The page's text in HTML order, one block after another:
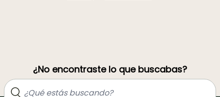
¿No encontraste lo que buscabas?